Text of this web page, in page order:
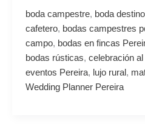
boda campestre, boda
cafetero, bodas campestres
campo, bodas en fincas
bodas rústicas, celebración
eventos Pereira, lujo rural,
Wedding Planner Pereira